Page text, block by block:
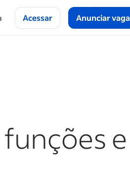
Acessar Anunciar vaga
e